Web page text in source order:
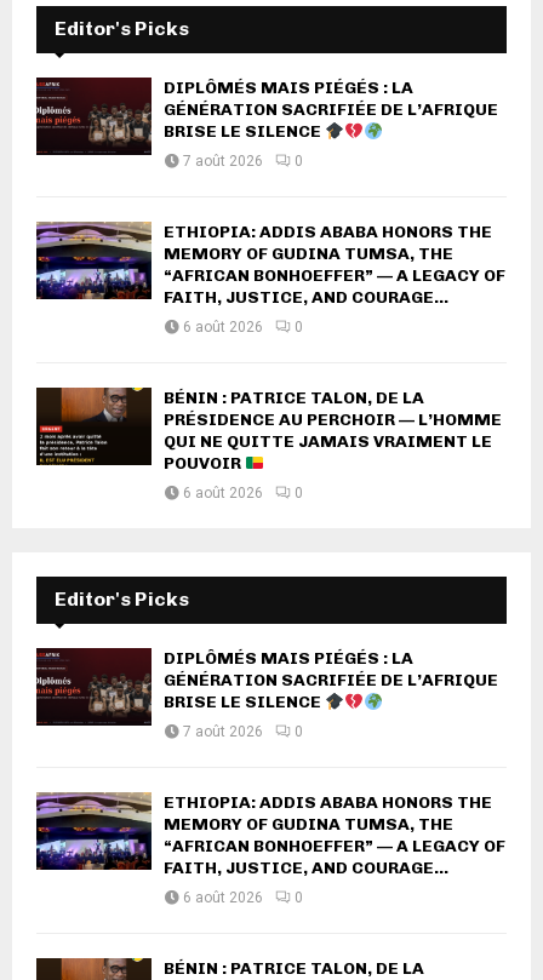
Editor's Picks
DIPLÔMÉS MAIS PIÉGÉS : LA
GÉNÉRATION SACRIFIÉE DE L’AFRIQUE
BRISE LE SILENCE
7 août 2026 0
ETHIOPIA: ADDIS ABABA HONORS THE
MEMORY OF GUDINA TUMSA, THE
“AFRICAN BONHOEFFER” — A LEGACY OF
FAITH, JUSTICE, AND COURAGE...
6 août 2026 0
BÉNIN : PATRICE TALON, DE LA
PRÉSIDENCE AU PERCHOIR — L’HOMME
QUI NE QUITTE JAMAIS VRAIMENT LE
POUVOIR
6 août 2026 0
Editor's Picks
DIPLÔMÉS MAIS PIÉGÉS : LA
GÉNÉRATION SACRIFIÉE DE L’AFRIQUE
BRISE LE SILENCE
7 août 2026 0
ETHIOPIA: ADDIS ABABA HONORS THE
MEMORY OF GUDINA TUMSA, THE
“AFRICAN BONHOEFFER” — A LEGACY OF
FAITH, JUSTICE, AND COURAGE...
6 août 2026 0
BÉNIN : PATRICE TALON, DE LA